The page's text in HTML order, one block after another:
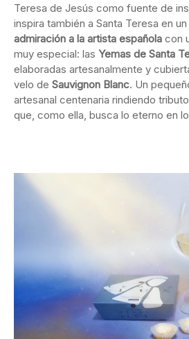
Teresa de Jesús como fuente de
inspira también a Santa Teresa en un
admiración a la artista española con
muy especial: las Yemas de Santa
elaboradas artesanalmente y
velo de Sauvignon Blanc. Un
artesanal centenaria rindiendo
que, como ella, busca lo eterno en